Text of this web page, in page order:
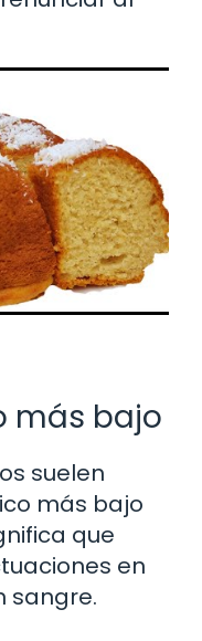
más bajo
suelen
más bajo
que
en
sangre.